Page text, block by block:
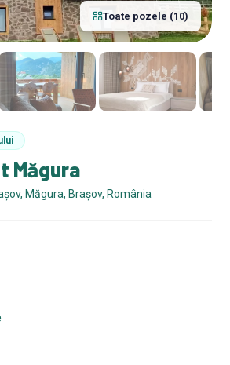
Toate pozele (10)
Măgura
Măgura, Brașov, România